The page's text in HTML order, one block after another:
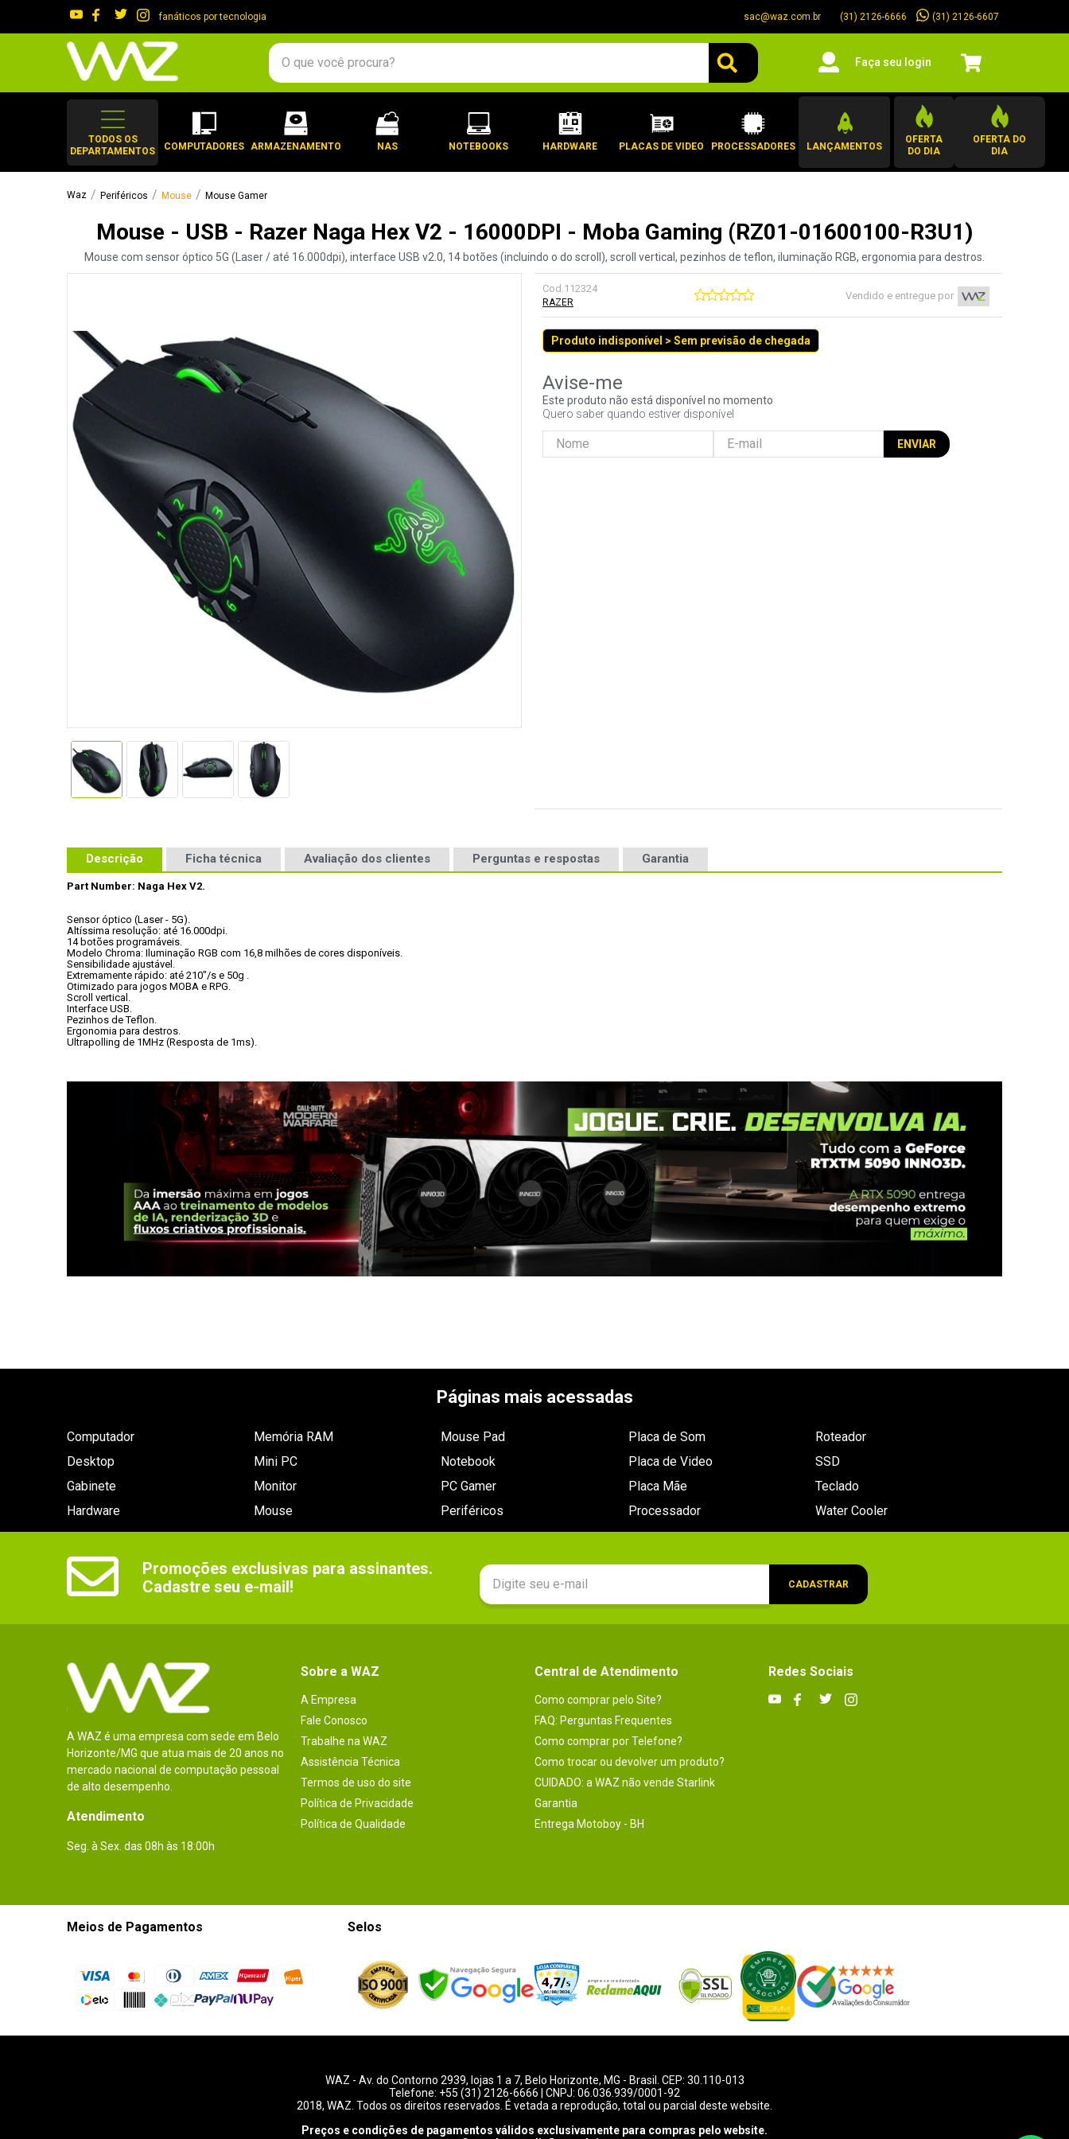
fanáticos por tecnologia sac@waz.com.br (31) 2126-6666 (31) 2126-6607
O que você procura?
Faça seu login
TODOS OS
DEPARTAMENTOS
COMPUTADORES ARMAZENAMENTO NAS NOTEBOOKS HARDWARE PLACAS DE VIDEO PROCESSADORES LANÇAMENTOS
OFERTA
DO DIA
OFERTA DO
DIA
Periféricos Mouse Mouse Gamer
Mouse - USB - Razer Naga Hex V2 - 16000DPI - Moba Gaming (RZ01-01600100-R3U1)
Mouse com sensor óptico 5G (Laser / até 16.000dpi), interface USB v2.0, 14 botões (incluindo o do scroll), scroll vertical, pezinhos de teflon, iluminação RGB, ergonomia para destros.
Cod.112324
RAZER
Vendido e entregue por
Produto indisponível > Sem previsão de chegada
Este produto não está disponível no momento
Quero saber quando estiver disponível
ENVIAR
Descrição Ficha técnica Avaliação dos clientes Perguntas e respostas Garantia
Part Number: Naga Hex V2.
Sensor óptico (Laser - 5G).
Altíssima resolução: até 16.000dpi.
14 botões programáveis.
Modelo Chroma: Iluminação RGB com 16,8 milhões de cores disponíveis.
Sensibilidade ajustável.
Extremamente rápido: até 210"/s e 50g .
Otimizado para jogos MOBA e RPG.
Scroll vertical.
Interface USB.
Pezinhos de Teflon.
Ergonomia para destros.
Ultrapolling de 1MHz (Resposta de 1ms).
Páginas mais acessadas
Computador
Desktop
Gabinete
Hardware
Memória RAM
Mini PC
Monitor
Mouse
Mouse Pad
Notebook
PC Gamer
Periféricos
Placa de Som
Placa de Video
Placa Mãe
Processador
Roteador
SSD
Teclado
Water Cooler
Promoções exclusivas para assinantes.
Cadastre seu e-mail!
CADASTRAR
A WAZ é uma empresa com sede em Belo
Horizonte/MG que atua mais de 20 anos no
mercado nacional de computação pessoal
de alto desempenho.
Atendimento
Seg. à Sex. das 08h às 18:00h
Sobre a WAZ
A Empresa
Fale Conosco
Trabalhe na WAZ
Assistência Técnica
Termos de uso do site
Política de Privacidade
Política de Qualidade
Central de Atendimento
Como comprar pelo Site?
FAQ: Perguntas Frequentes
Como comprar por Telefone?
Como trocar ou devolver um produto?
CUIDADO: a WAZ não vende Starlink
Garantia
Entrega Motoboy - BH
Redes Sociais
Meios de Pagamentos Selos
WAZ - Av. do Contorno 2939, lojas 1 a 7, Belo Horizonte, MG - Brasil. CEP: 30.110-013
Telefone: +55 (31) 2126-6666 | CNPJ: 06.036.939/0001-92
2018, WAZ. Todos os direitos reservados. É vetada a reprodução, total ou parcial deste website.
Preços e condições de pagamentos válidos exclusivamente para compras pelo website.
gabinete
2º
keychron
5º
openbox
6º
mouse
9º
fractal